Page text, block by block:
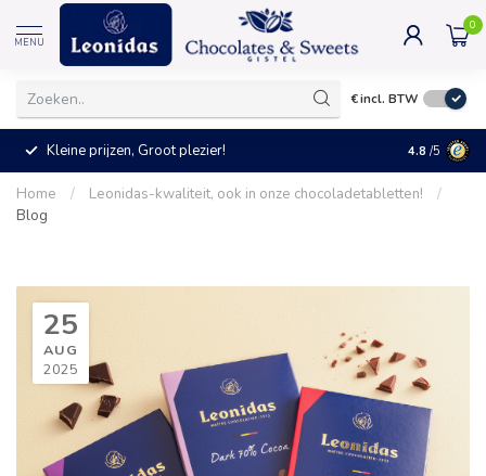
MENU
0
€incl. BTW
Kleine prijzen, Groot plezier! 4.8 /5
Home / Leonidas-kwaliteit, ook in onze chocoladetabletten!
/
Blog
25
AUG
2025